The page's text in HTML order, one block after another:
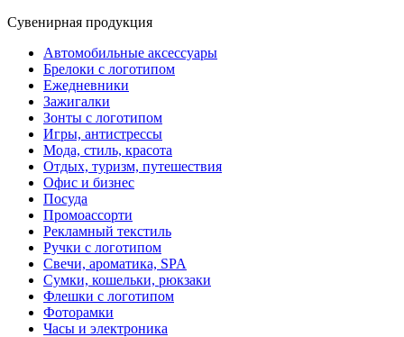
Сувенирная продукция
Автомобильные аксессуары
Брелоки с логотипом
Ежедневники
Зажигалки
Зонты с логотипом
Игры, антистрессы
Мода, стиль, красота
Отдых, туризм, путешествия
Офис и бизнес
Посуда
Промоассорти
Рекламный текстиль
Ручки с логотипом
Свечи, ароматика, SPA
Сумки, кошельки, рюкзаки
Флешки с логотипом
Фоторамки
Часы и электроника